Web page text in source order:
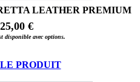
LEATHER PREMIUM
25,00 €
disponible avec options.
PRODUIT